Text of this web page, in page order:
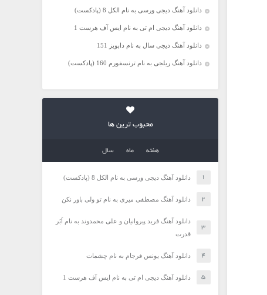
دانلود آهنگ دیجی ورسی به نام الکل 8 (پادکست)
دانلود آهنگ دیجی ام تی به نام ایس آف هرست 1
دانلود آهنگ دیجی سال به نام دابویز 151
دانلود آهنگ ریلجی به نام ترنسفورم 160 (پادکست)
محبوب ترین ها
هفته ماه سال
دانلود آهنگ دیجی ورسی به نام الکل 8 (پادکست)
دانلود آهنگ مصطفی میری به نام تو ولی باور نکن
دانلود آهنگ فرید پیروانیان و علی محمدوند به نام اَبَر
قدرت
دانلود آهنگ یونس فرجام به نام چشمات
دانلود آهنگ دیجی ام تی به نام ایس آف هرست 1